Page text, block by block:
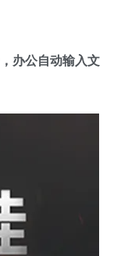
，办公自动输入文